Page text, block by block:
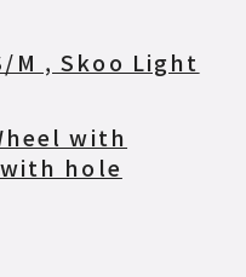
M , Skoo Light
with
hole